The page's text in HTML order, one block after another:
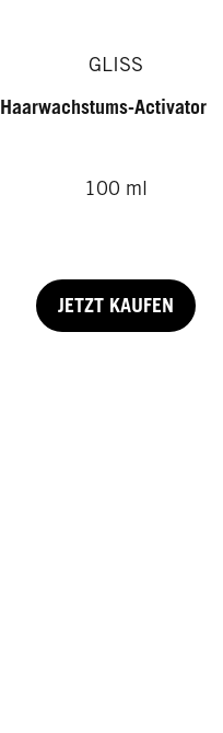
GLISS
Haarwachstums-Activator
100 ml
JETZT KAUFEN